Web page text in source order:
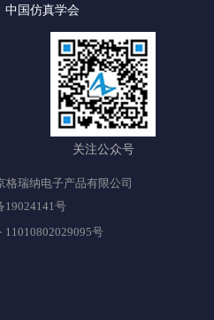
中国仿真学会
关注公众号
格瑞纳电子产品有限公司
19024141号
11010802029095号